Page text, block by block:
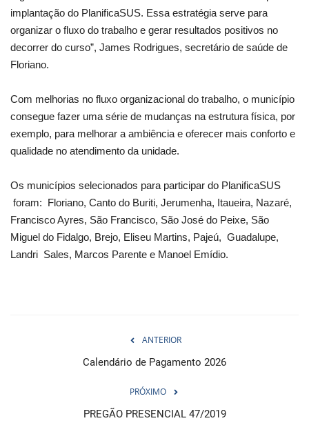
implantação do PlanificaSUS. Essa estratégia serve para
organizar o fluxo do trabalho e gerar resultados positivos no
decorrer do curso”, James Rodrigues, secretário de saúde de
Floriano.
Com melhorias no fluxo organizacional do trabalho, o município
consegue fazer uma série de mudanças na estrutura física, por
exemplo, para melhorar a ambiência e oferecer mais conforto e
qualidade no atendimento da unidade.
Os municípios selecionados para participar do PlanificaSUS
foram: Floriano, Canto do Buriti, Jerumenha, Itaueira, Nazaré,
Francisco Ayres, São Francisco, São José do Peixe, São
Miguel do Fidalgo, Brejo, Eliseu Martins, Pajeú, Guadalupe,
Landri Sales, Marcos Parente e Manoel Emídio.
ANTERIOR
Calendário de Pagamento 2026
PRÓXIMO
PREGÃO PRESENCIAL 47/2019